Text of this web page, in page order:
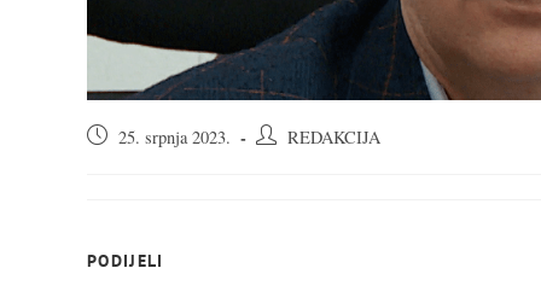
Objava25. srpnja 2023.
AutorREDAKCIJA
PODIJELI